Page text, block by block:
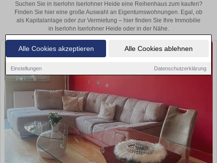
Alle Cookies akzeptieren Alle Cookies ablehnen
Einstellungen Datenschutzerklärung
Suchen Sie in Iserlohn Iserlohner Heide eine Reihenhaus zum kaufen?
Finden Sie hier eine große Auswahl an Eigentumswohnungen. Egal, ob
als Kapitalanlage oder zur Vermietung – hier finden Sie Ihre Immobilie
in Iserlohn Iserlohner Heide oder in der Nähe.